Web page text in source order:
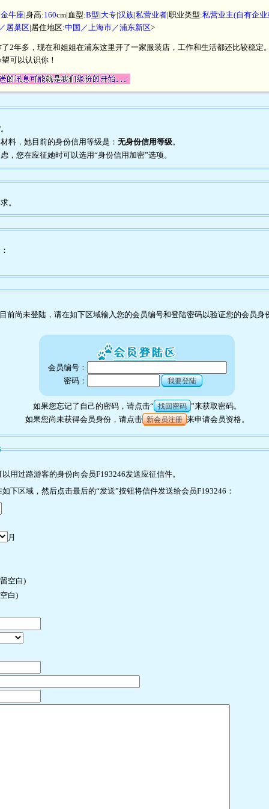
金牛座|身高:160cm|血型:B型|大专|汉族|私营业者|职业类型:私营业主(自有企
居巢区|居住地区:中国／上海市／浦东新区>
2年多，现在和姐姐在浦东这里开了一家服装店，工作和生活都还比较稳定
可以认识你！
。
料，她目前的身份信用等级是： 无身份信用等级。
，您在应征她时可以选用“身份信用加密”选项。
。
前尚未登陆，请在如下区域输入您的会员编号和登陆密码以验证您的会员身
会员编号：
密码：
我要登陆
如果您忘记了自己的密码，请点击“ 找回密码 ”来获取密码。
如果您尚未获得会员身份，请点击 新会员注册 来申请会员资格。
用过路游客的身份向会员F193246发送应征信件。
下区域，然后点击最后的“发送”按钮将信件发送给会员F193246：
月
空白)
白)